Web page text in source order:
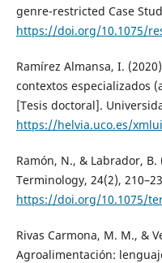
genre-restricted Case
https://doi.org/10.1075/
Ramírez Almansa, I.
contextos especializados
[Tesis doctoral].
https://helvia.uco.es/
Ramón, N., & Labrador,
Terminology, 24(2),
https://doi.org/10.1075/
Rivas Carmona, M. M., &
Agroalimentación: